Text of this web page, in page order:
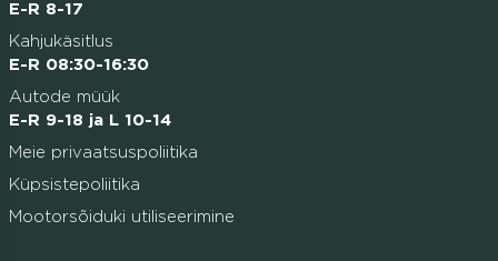
E-R 8-17
Kahjukäsitlus
E-R 08:30-16:30
Autode müük
E-R 9-18 ja L 10-14
Meie privaatsuspoliitika
Küpsistepoliitika
Mootorsõiduki utiliseerimine